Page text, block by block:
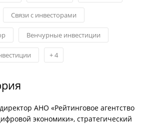
Связи с инвесторами
Венчурные инвестиции
+4
АНО «Рейтинговое агентство
экономики», стратегический